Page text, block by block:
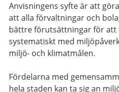
Anvisningens syfte är att
att alla förvaltningar och
bättre förutsättningar för att
systematiskt med
miljö- och klimatmålen.
Fördelarna med
hela staden kan ta sig an